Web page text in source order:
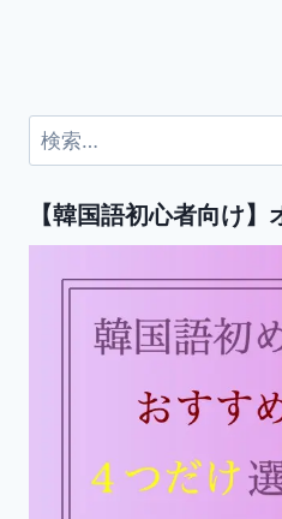
検
索:
【韓国語初心者向け